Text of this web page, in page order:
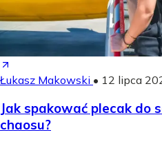
Łukasz Makowski • 12 lipca
Jak spakować plecak do
chaosu?